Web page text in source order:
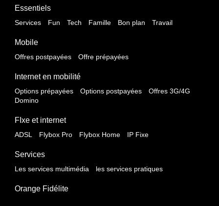
Essentiels
Services Fun Tech Famille Bon plan Travail
Mobile
Offres postpayées Offre prépayées
Internet en mobilité
Options prépayées Options postpayées
Offres 3G/4G
Domino
FIxe et internet
ADSL Flybox Pro Flybox Home IP Fixe
Services
Les services multimédia les services pratiques
Orange Fidélite